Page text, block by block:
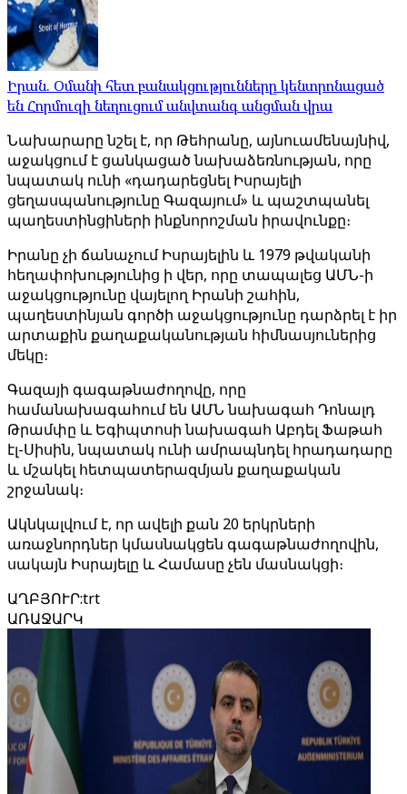
Իրան. Օմանի հետ բանակցությունները կենտրոնացած
են Հորմուզի նեղուցում անվտանգ անցման վրա
Նախարարը նշել է, որ Թեհրանը, այնուամենայնիվ,
աջակցում է ցանկացած նախաձեռնության, որը
նպատակ ունի «դադարեցնել Իսրայելի
ցեղասպանությունը Գազայում» և պաշտպանել
պաղեստինցիների ինքնորոշման իրավունքը։
Իրանը չի ճանաչում Իսրայելին և 1979 թվականի
հեղափոխությունից ի վեր, որը տապալեց ԱՄՆ-ի
աջակցությունը վայելող Իրանի շահին,
պաղեստինյան գործի աջակցությունը դարձրել է իր
արտաքին քաղաքականության հիմնասյուներից
մեկը։
Գազայի գագաթնաժողովը, որը
համանախագահում են ԱՄՆ նախագահ Դոնալդ
Թրամփը և Եգիպտոսի նախագահ Աբդել Ֆաթահ
էլ-Սիսին, նպատակ ունի ամրապնդել հրադադարը
և մշակել հետպատերազմյան քաղաքական
շրջանակ։
Ակնկալվում է, որ ավելի քան 20 երկրների
առաջնորդներ կմասնակցեն գագաթնաժողովին,
սակայն Իսրայելը և Համասը չեն մասնակցի։
ԱՂԲՅՈՒՐ:trt
ԱՌԱՋԱՐԿ